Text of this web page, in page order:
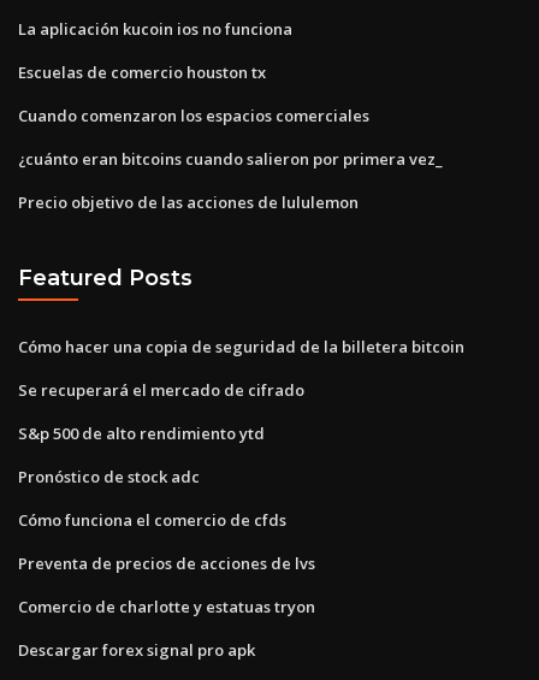
La aplicación kucoin ios no funciona
Escuelas de comercio houston tx
Cuando comenzaron los espacios comerciales
¿cuánto eran bitcoins cuando salieron por primera vez_
Precio objetivo de las acciones de lululemon
Featured Posts
Cómo hacer una copia de seguridad de la billetera bitcoin
Se recuperará el mercado de cifrado
S&p 500 de alto rendimiento ytd
Pronóstico de stock adc
Cómo funciona el comercio de cfds
Preventa de precios de acciones de lvs
Comercio de charlotte y estatuas tryon
Descargar forex signal pro apk